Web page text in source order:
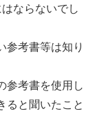
ならないでし
参考書等は知り
参考書を使用し
ると聞いたこと